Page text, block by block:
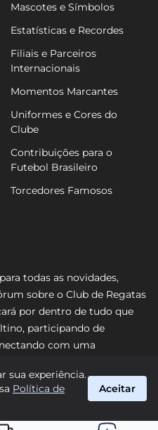
Mascotes e Símbolos
Estatísticas e Recordes
Filiais e Parceiros
Internacionais
Momentos Marcantes
Uniformes e Cores do
Clube
Contribuições para o
Futebol Brasileiro
Torcedores Famosos
todas as novidades,
sobre o Club de Regatas
por dentro de tudo que
participando de
com uma
perto o caminho do Vasco
sua experiência.
Política de
Aceitar